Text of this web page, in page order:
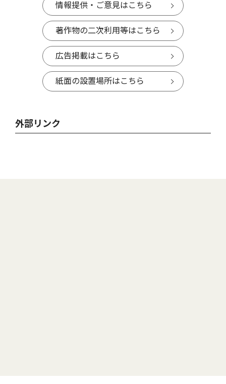
情報提供・ご意見はこちら
著作物の二次利用等はこちら
広告掲載はこちら
紙面の設置場所はこちら
外部リンク